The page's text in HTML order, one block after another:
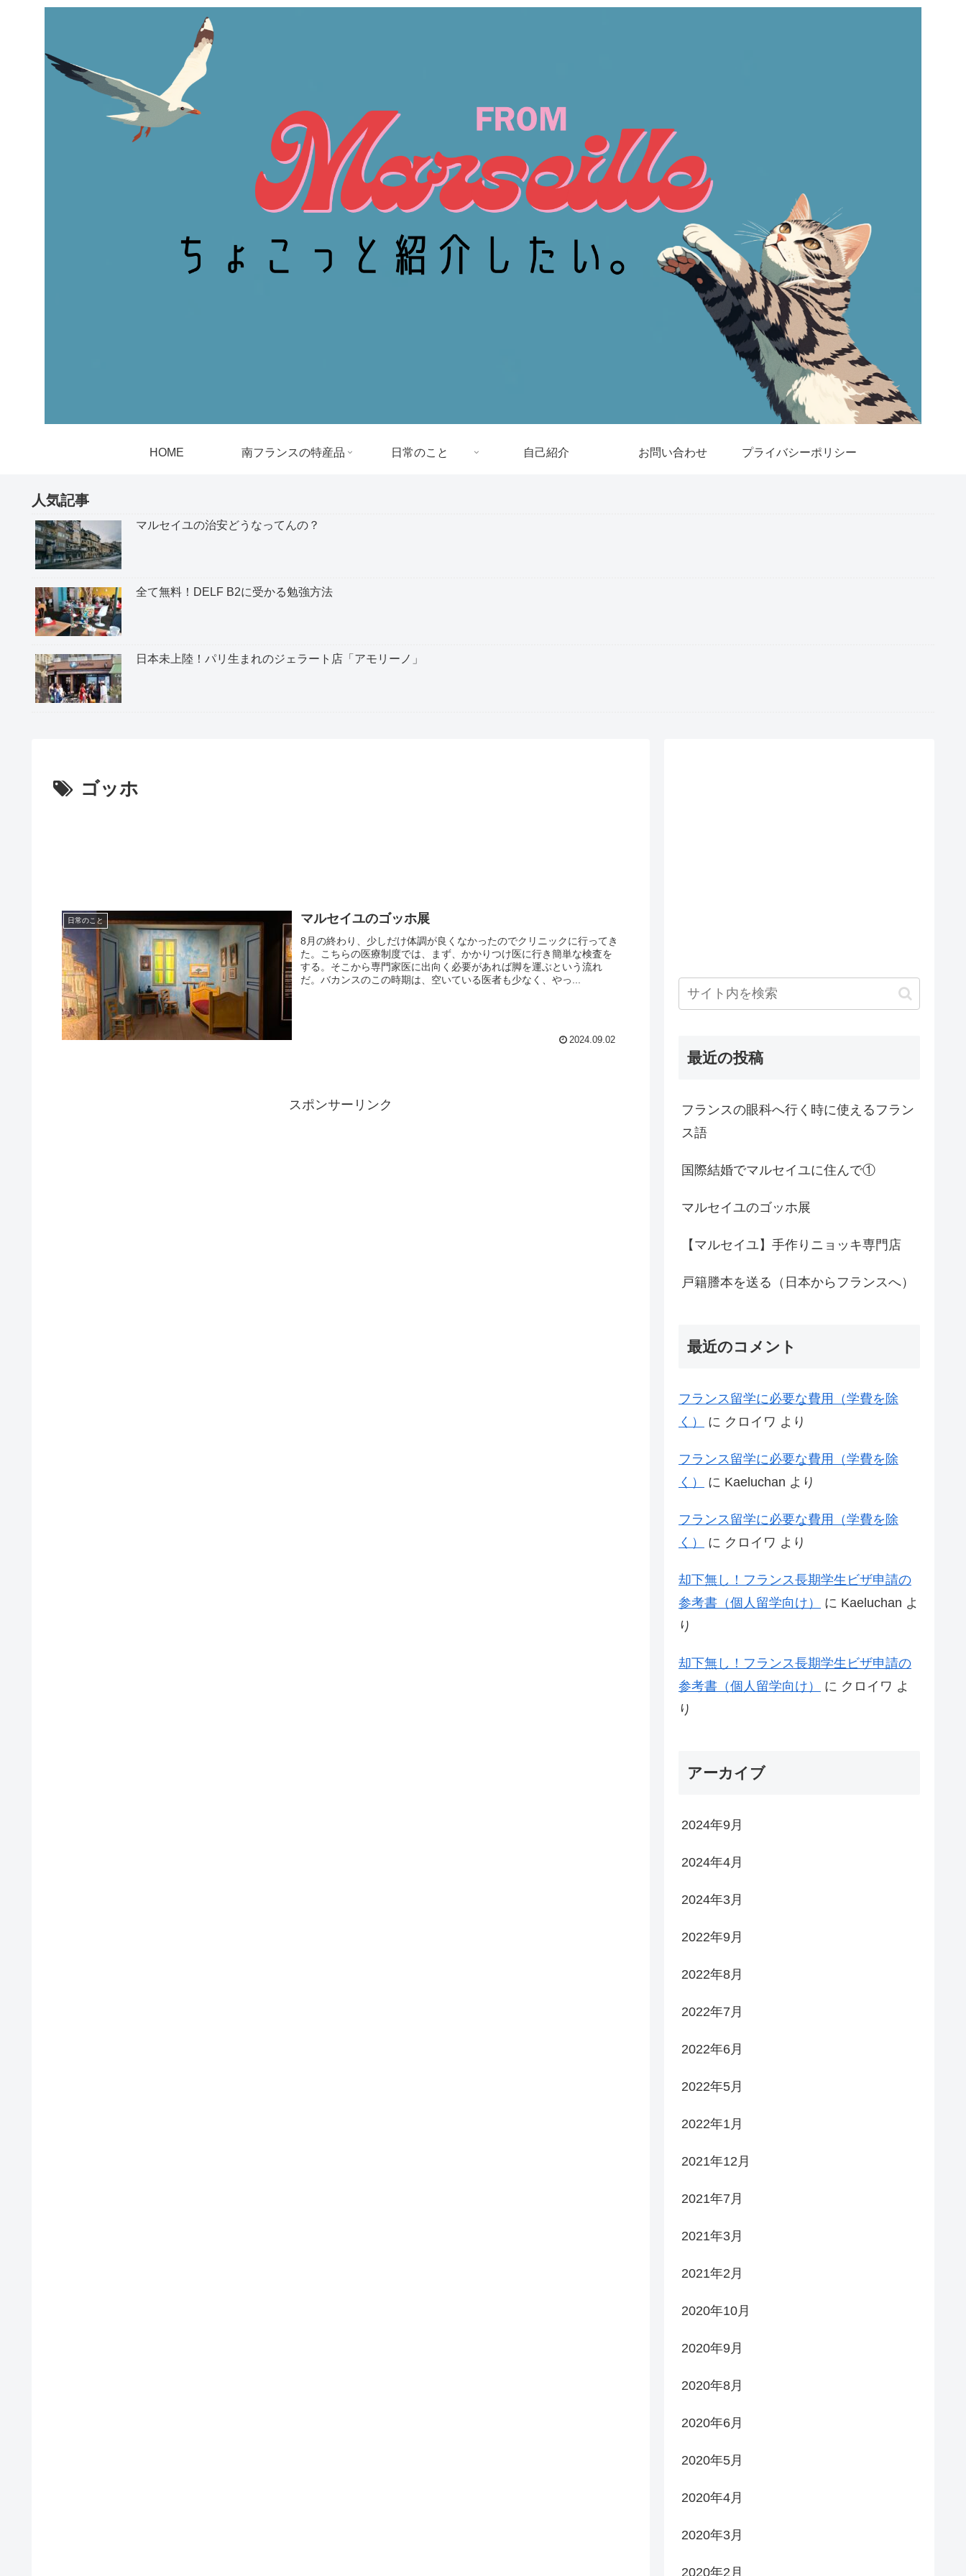
HOME 南フランスの特産品 日常のこと 自己紹介 お問い合わせ プライバシーポリシー
人気記事
マルセイユの治安どうなってんの？
全て無料！DELF B2に受かる勉強方法
日本未上陸！パリ生まれのジェラート店「アモリーノ」
ゴッホ
日常のこと マルセイユのゴッホ展
8月の終わり、少しだけ体調が良くなかったのでクリニックに行ってき
た。こちらの医療制度では、まず、かかりつけ医に行き簡単な検査を
する。そこから専門家医に出向く必要があれば脚を運ぶという流れ
だ。バカンスのこの時期は、空いている医者も少なく、やっ...
2024.09.02
スポンサーリンク
最近の投稿
フランスの眼科へ行く時に使えるフラン
ス語
国際結婚でマルセイユに住んで①
マルセイユのゴッホ展
【マルセイユ】手作りニョッキ専門店
戸籍謄本を送る（日本からフランスへ）
最近のコメント
フランス留学に必要な費用（学費を除
く）
に クロイワ より
フランス留学に必要な費用（学費を除
く）
に Kaeluchan より
フランス留学に必要な費用（学費を除
く）
に クロイワ より
却下無し！フランス長期学生ビザ申請の
参考書（個人留学向け）
に Kaeluchan よ
り
却下無し！フランス長期学生ビザ申請の
参考書（個人留学向け）
に クロイワ よ
り
アーカイブ
2024年9月
2024年4月
2024年3月
2022年9月
2022年8月
2022年7月
2022年6月
2022年5月
2022年1月
2021年12月
2021年7月
2021年3月
2021年2月
2020年10月
2020年9月
2020年8月
2020年6月
2020年5月
2020年4月
2020年3月
2020年2月